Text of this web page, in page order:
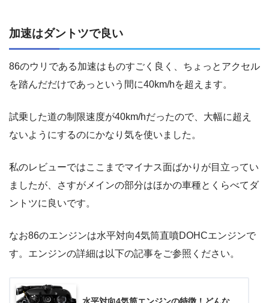
加速はダントツで良い
86のウリである加速はものすごく良く、ちょっとアクセル
を踏んだだけであっという間に40km/hを超えます。
試乗した道の制限速度が40km/hだったので、大幅に超え
ないようにするのにかなり気を使いました。
私のレビューではここまでマイナス面ばかりが目立ってい
ましたが、さすがメインの部分はほかの車種とくらべてダ
ントツに良いです。
なお86のエンジンは水平対向4気筒直噴DOHCエンジンで
す。エンジンの詳細は以下の記事をご参照ください。